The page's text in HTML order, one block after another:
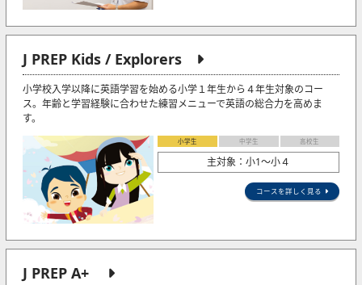
J PREP Kids / Explorers
小学校入学以降に英語学習を始める小学１年生から４年生対象のコー
ス。年齢と学習経験に合わせた練習メニューで英語の総合力を高めま
す。
小学生 中学生 高校生
主対象：小1〜小４
コースを詳しく見る
J PREP A+